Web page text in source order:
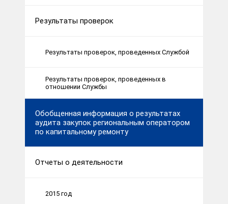
Результаты проверок
Результаты проверок, проведенных Службой
Результаты проверок, проведенных в
отношении Службы
Обобщенная информация о результатах
аудита закупок региональным оператором
по капитальному ремонту
Отчеты о деятельности
2015 год